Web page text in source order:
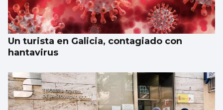
Un turista en Galicia, contagiado con
hantavirus